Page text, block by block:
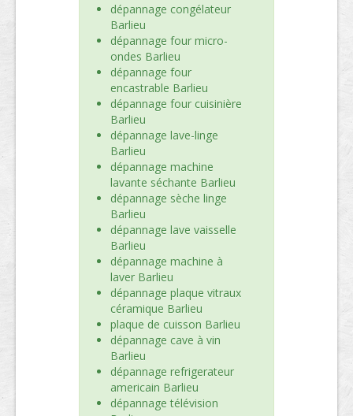
dépannage congélateur
Barlieu
dépannage four micro-
ondes Barlieu
dépannage four
encastrable Barlieu
dépannage four cuisinière
Barlieu
dépannage lave-linge
Barlieu
dépannage machine
lavante séchante Barlieu
dépannage sèche linge
Barlieu
dépannage lave vaisselle
Barlieu
dépannage machine à
laver Barlieu
dépannage plaque vitraux
céramique Barlieu
plaque de cuisson Barlieu
dépannage cave à vin
Barlieu
dépannage refrigerateur
americain Barlieu
dépannage télévision